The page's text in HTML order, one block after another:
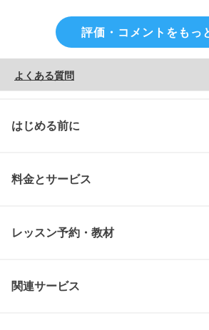
評価・コメントをもっ
よくある質問
はじめる前に
料金とサービス
レッスン予約・教材
関連サービス